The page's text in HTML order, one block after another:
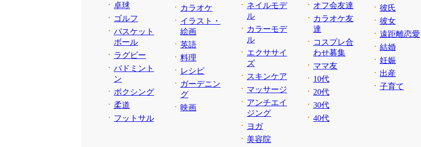
卓球
ゴルフ
バスケット
ボール
ラグビー
バドミント
ン
ボクシング
柔道
フットサル
カラオケ
イラスト・
絵画
英語
料理
レシピ
ガーデニン
グ
映画
ネイルモデ
ル
カラーモデ
ル
エクササイ
ズ
スキンケア
マッサージ
アンチエイ
ジング
ヨガ
美容院
オフ会友達
カラオケ友
達
コスプレ合
わせ募集
ママ友
10代
20代
30代
40代
彼氏
彼女
遠距離恋愛
結婚
妊娠
出産
子育て